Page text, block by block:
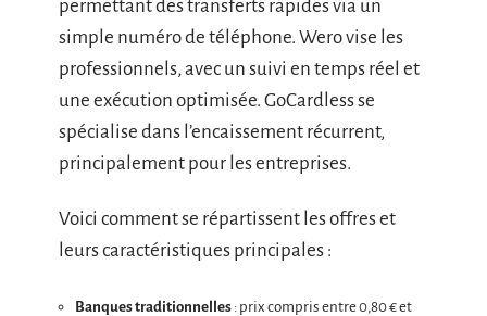
permettant des transferts rapides via un
simple numéro de téléphone. Wero vise les
professionnels, avec un suivi en temps réel et
une exécution optimisée. GoCardless se
spécialise dans l’encaissement récurrent,
principalement pour les entreprises.
Voici comment se répartissent les offres et
leurs caractéristiques principales :
Banques traditionnelles : prix compris entre 0,80 € et